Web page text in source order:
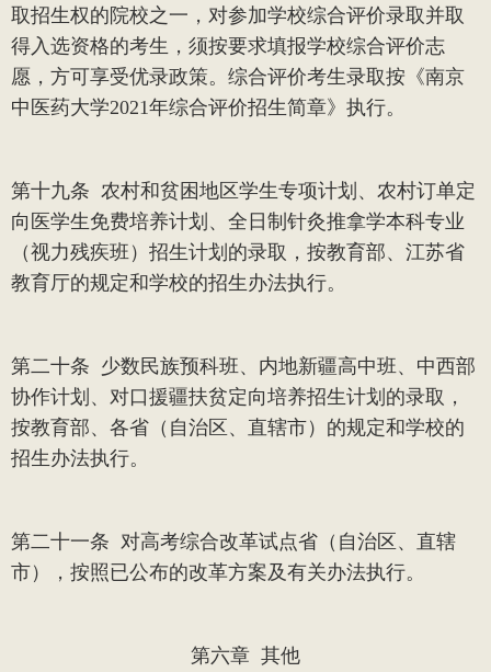
取招生权的院校之一，对参加学校综合评价录取并取
得入选资格的考生，须按要求填报学校综合评价志
愿，方可享受优录政策。综合评价考生录取按《南京
中医药大学2021年综合评价招生简章》执行。
第十九条 农村和贫困地区学生专项计划、农村订单定
向医学生免费培养计划、全日制针灸推拿学本科专业
（视力残疾班）招生计划的录取，按教育部、江苏省
教育厅的规定和学校的招生办法执行。
第二十条 少数民族预科班、内地新疆高中班、中西部
协作计划、对口援疆扶贫定向培养招生计划的录取，
按教育部、各省（自治区、直辖市）的规定和学校的
招生办法执行。
第二十一条 对高考综合改革试点省（自治区、直辖
市），按照已公布的改革方案及有关办法执行。
第六章 其他